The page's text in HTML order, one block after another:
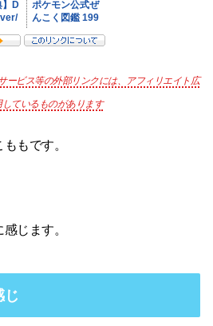
ービス等の外部リンクには、アフィリエイト広
しているものがあります
もです。
じます。
じ